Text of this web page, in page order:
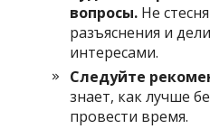
вопросы. Не
разъяснения и
интересами.
Следуйте
знает, как лучше
провести время.